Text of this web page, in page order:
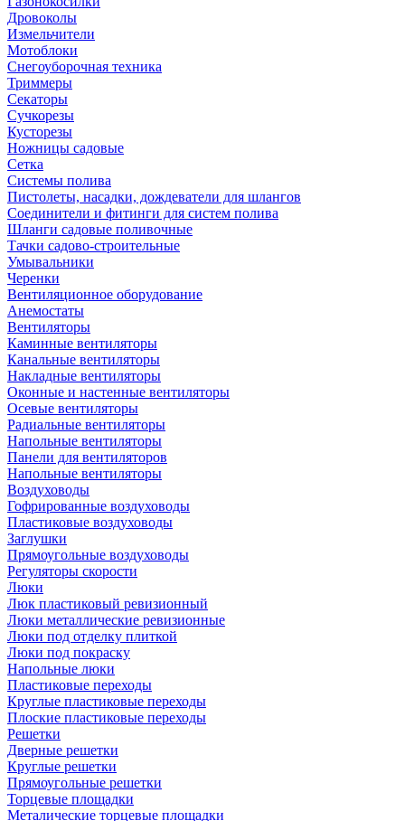
Дровоколы
Измельчители
Мотоблоки
Снегоуборочная техника
Триммеры
Секаторы
Сучкорезы
Кусторезы
Ножницы садовые
Сетка
Системы полива
Пистолеты, насадки, дождеватели для шлангов
Соединители и фитинги для систем полива
Шланги садовые поливочные
Тачки садово-строительные
Умывальники
Черенки
Вентиляционное оборудование
Анемостаты
Вентиляторы
Каминные вентиляторы
Канальные вентиляторы
Накладные вентиляторы
Оконные и настенные вентиляторы
Осевые вентиляторы
Радиальные вентиляторы
Напольные вентиляторы
Панели для вентиляторов
Напольные вентиляторы
Воздуховоды
Гофрированные воздуховоды
Пластиковые воздуховоды
Заглушки
Прямоугольные воздуховоды
Регуляторы скорости
Люки
Люк пластиковый ревизионный
Люки металлические ревизионные
Люки под отделку плиткой
Люки под покраску
Напольные люки
Пластиковые переходы
Круглые пластиковые переходы
Плоские пластиковые переходы
Решетки
Дверные решетки
Круглые решетки
Прямоугольные решетки
Торцевые площадки
Металические торцевые площадки